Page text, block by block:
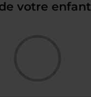
votre enfant